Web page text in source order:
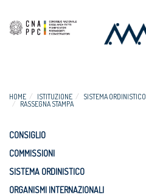
HOME ISTITUZIONE SISTEMA ORDINISTICO
RASSEGNA STAMPA
CONSIGLIO
COMMISSIONI
SISTEMA ORDINISTICO
ORGANISMI INTERNAZIONALI